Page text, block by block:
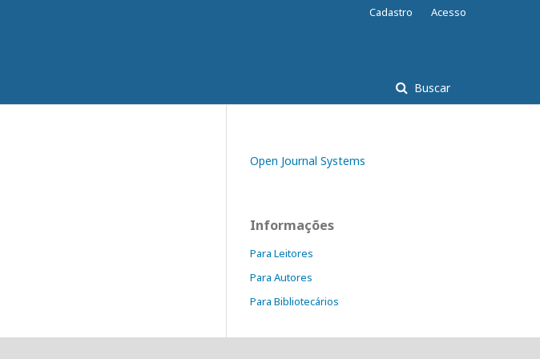
Buscar
Cadastro Acesso
Open Journal Systems
Informações
Para Leitores
Para Autores
Para Bibliotecários